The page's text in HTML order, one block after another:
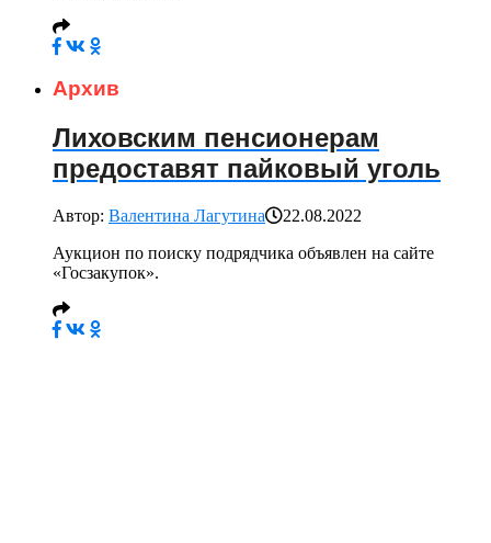
Архив
Лиховским пенсионерам
предоставят пайковый уголь
Автор: Валентина Лагутина
22.08.2022
Аукцион по поиску подрядчика объявлен на сайте
«Госзакупок».